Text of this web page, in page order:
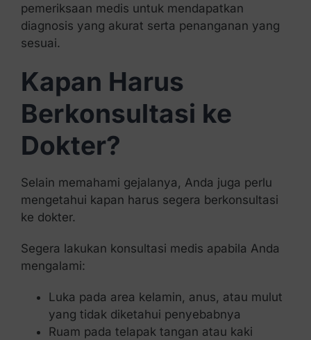
pemeriksaan medis untuk mendapatkan
diagnosis yang akurat serta penanganan yang
sesuai.
Kapan Harus
Berkonsultasi ke
Dokter?
Selain memahami gejalanya, Anda juga perlu
mengetahui kapan harus segera berkonsultasi
ke dokter.
Segera lakukan konsultasi medis apabila Anda
mengalami:
Luka pada area kelamin, anus, atau mulut
yang tidak diketahui penyebabnya
Ruam pada telapak tangan atau kaki